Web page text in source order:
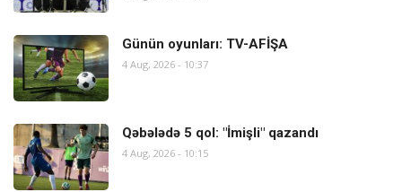
Günün oyunları: TV-AFİŞA
4 Aug, 2026 - 10:37
Qəbələdə 5 qol: "İmişli" qazandı
4 Aug, 2026 - 10:15